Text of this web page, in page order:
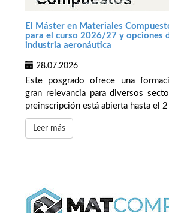
El Máster en Materiales
para el curso 2026/27 y opciones
industria aeronáutica
28.07.2026
Este posgrado ofrece una
gran relevancia para diversos
preinscripción está abierta hasta el 2
Leer más